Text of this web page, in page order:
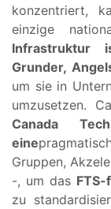
konzentriert,
einzige
Infrastruktur
Grunder,
um sie in
umzusetzen.
Canada
eine
Gruppen,
-, um das
zu